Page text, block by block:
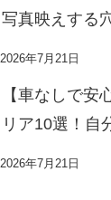
写真映えする
2026年7月21日
【車なしで安
リア10選！自
2026年7月21日